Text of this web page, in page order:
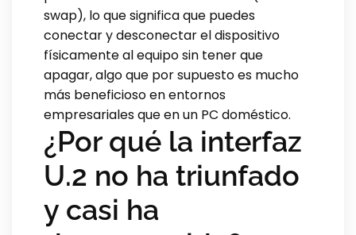
swap), lo que significa que puedes
conectar y desconectar el dispositivo
físicamente al equipo sin tener que
apagar, algo que por supuesto es mucho
más beneficioso en entornos
empresariales que en un PC doméstico.
¿Por qué la interfaz
U.2 no ha triunfado
y casi ha